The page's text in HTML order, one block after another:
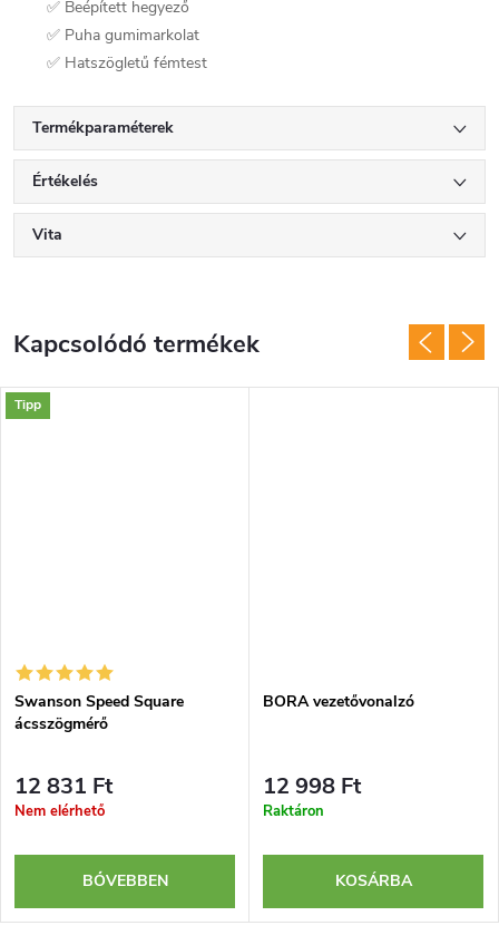
✅ Beépített hegyező
✅ Puha gumimarkolat
✅ Hatszögletű fémtest
Termékparaméterek
Értékelés
Vita
Kapcsolódó termékek
Tipp
Swanson Speed Square
ácsszögmérő
12 831 Ft
Nem elérhető
BŐVEBBEN
BORA vezetővonalzó
12 998 Ft
Raktáron
KOSÁRBA